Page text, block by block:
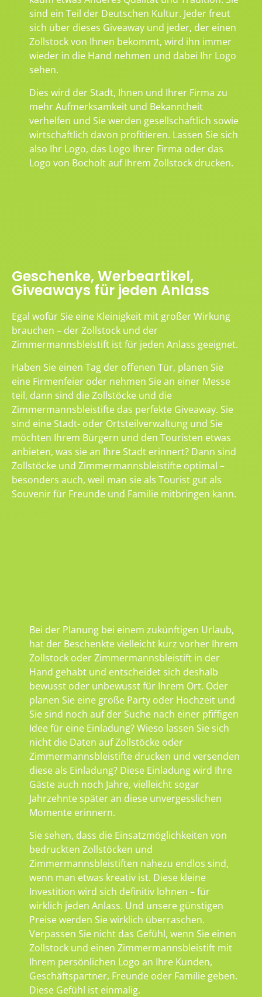
sind ein Teil der Deutschen Kultur. Jeder freut
sich über dieses Giveaway und jeder, der einen
Zollstock von Ihnen bekommt, wird ihn immer
wieder in die Hand nehmen und dabei Ihr Logo
sehen.
Dies wird der Stadt, Ihnen und Ihrer Firma zu
mehr Aufmerksamkeit und Bekanntheit
verhelfen und Sie werden gesellschaftlich sowie
wirtschaftlich davon profitieren. Lassen Sie sich
also Ihr Logo, das Logo Ihrer Firma oder das
Logo von Bocholt auf Ihrem Zollstock drucken.
Geschenke, Werbeartikel,
Giveaways für jeden Anlass
Egal wofür Sie eine Kleinigkeit mit großer Wirkung
brauchen – der Zollstock und der
Zimmermannsbleistift ist für jeden Anlass geeignet.
Haben Sie einen Tag der offenen Tür, planen Sie
eine Firmenfeier oder nehmen Sie an einer Messe
teil, dann sind die Zollstöcke und die
Zimmermannsbleistifte das perfekte Giveaway. Sie
sind eine Stadt- oder Ortsteilverwaltung und Sie
möchten Ihrem Bürgern und den Touristen etwas
anbieten, was sie an Ihre Stadt erinnert? Dann sind
Zollstöcke und Zimmermannsbleistifte optimal –
besonders auch, weil man sie als Tourist gut als
Souvenir für Freunde und Familie mitbringen kann.
Bei der Planung bei einem zukünftigen Urlaub,
hat der Beschenkte vielleicht kurz vorher Ihrem
Zollstock oder Zimmermannsbleistift in der
Hand gehabt und entscheidet sich deshalb
bewusst oder unbewusst für Ihrem Ort. Oder
planen Sie eine große Party oder Hochzeit und
Sie sind noch auf der Suche nach einer pfiffigen
Idee für eine Einladung? Wieso lassen Sie sich
nicht die Daten auf Zollstöcke oder
Zimmermannsbleistifte drucken und versenden
diese als Einladung? Diese Einladung wird Ihre
Gäste auch noch Jahre, vielleicht sogar
Jahrzehnte später an diese unvergesslichen
Momente erinnern.
Sie sehen, dass die Einsatzmöglichkeiten von
bedruckten Zollstöcken und
Zimmermannsbleistiften nahezu endlos sind,
wenn man etwas kreativ ist. Diese kleine
Investition wird sich definitiv lohnen – für
wirklich jeden Anlass. Und unsere günstigen
Preise werden Sie wirklich überraschen.
Verpassen Sie nicht das Gefühl, wenn Sie einen
Zollstock und einen Zimmermannsbleistift mit
Ihrem persönlichen Logo an Ihre Kunden,
Geschäftspartner, Freunde oder Familie geben.
Diese Gefühl ist einmalig.